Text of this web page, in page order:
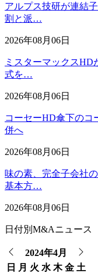
アルプス技研が連結
割と派…
2026年08月06日
ミスターマックスHD
式を…
2026年08月06日
コーセーHD傘下のコ
併へ
2026年08月06日
味の素、完全子会社
基本方…
2026年08月06日
日付別M&Aニュース
2024年4月
日
月 火 水 木 金 土